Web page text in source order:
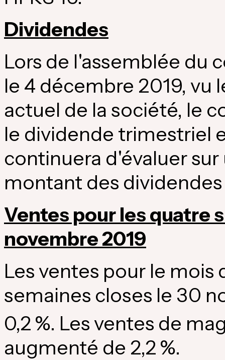
Dividendes
Lors de l'assemblée du
le 4 décembre 2019,
actuel de la société, le
le dividende trimestriel
continuera d'évaluer
montant des
Ventes pour les quatre
novembre 2019
Les ventes pour le
semaines closes le 30
0,2 %. Les ventes de
augmenté de 2,2 %.